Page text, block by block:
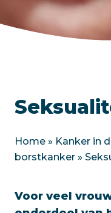
Home » Kanker in
borstkanker »
Voor veel